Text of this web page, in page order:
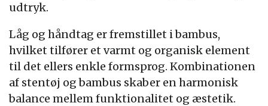
udtryk.
Låg og håndtag er fremstillet i bambus,
hvilket tilfører et varmt og organisk element
til det ellers enkle formsprog. Kombinationen
af stentøj og bambus skaber en harmonisk
balance mellem funktionalitet og æstetik.